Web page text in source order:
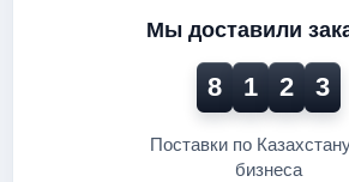
Мы доставили
8 1 2 3
Поставки по
бизнеса